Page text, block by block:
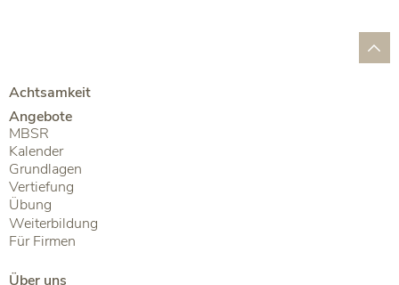
Achtsamkeit
Angebote
MBSR
Kalender
Grundlagen
Vertiefung
Übung
Weiterbildung
Für Firmen
Über uns